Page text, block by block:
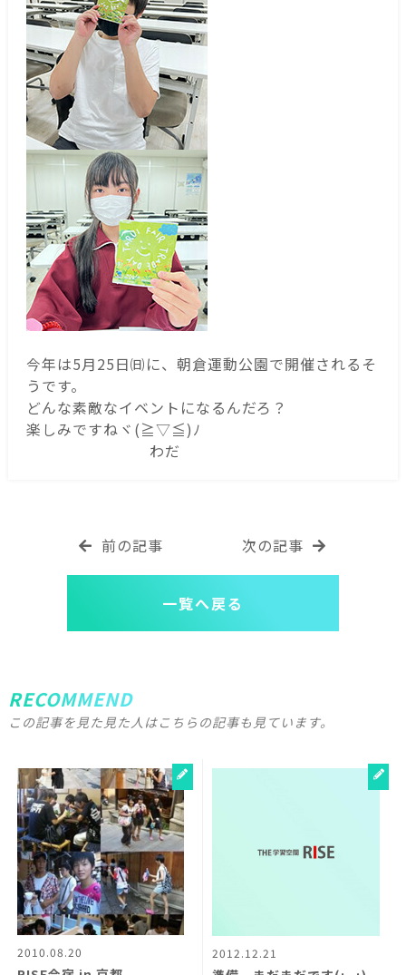
今年は5月25日㈰に、朝倉運動公園で開催されるそ
うです。
どんな素敵なイベントになるんだろ？
楽しみですねヾ(≧▽≦)ﾉ
わだ
前の記事
一覧へ戻る
次の記事
RECOMMEND
この記事を見た見た人はこちらの記事も見ています。
2010.08.20 2012.12.21